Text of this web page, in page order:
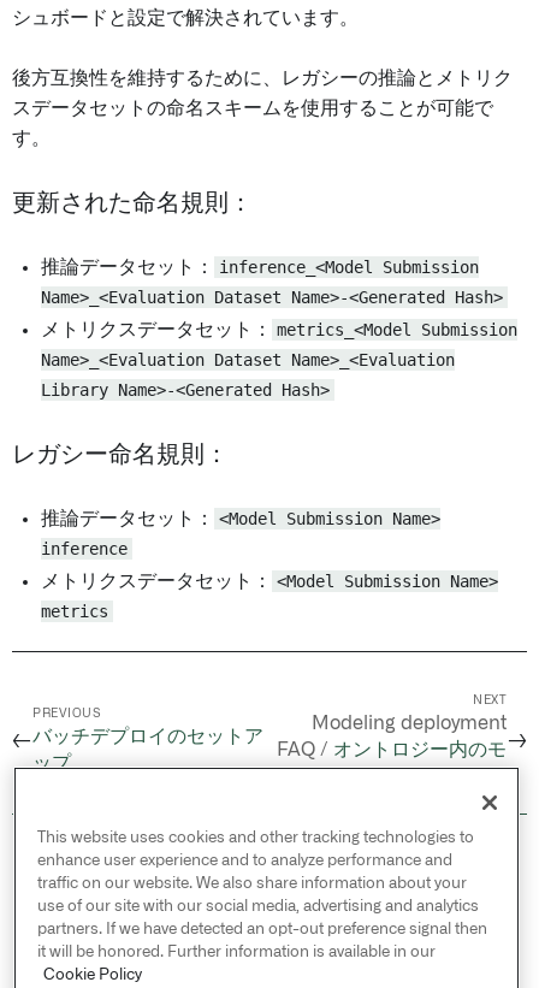
シュボードと設定で解決されています。
後方互換性を維持するために、レガシーの推論とメトリク
スデータセットの命名スキームを使用することが可能で
す。
更新された命名規則：
推論データセット：
inference_<Model Submission
Name>_<Evaluation Dataset Name>-<Generated Hash>
メトリクスデータセット：
metrics_<Model Submission
Name>_<Evaluation Dataset Name>_<Evaluation
Library Name>-<Generated Hash>
レガシー命名規則：
推論データセット：
<Model Submission Name>
inference
メトリクスデータセット：
<Model Submission Name>
metrics
←
PREVIOUS
バッチデプロイのセットア
ップ
NEXT
Modeling deployment
FAQ / オントロジー内のモ→
© 2026 Palantir Technologies Inc. All rights
reserved.
Cookies Statement ↗
Privacy Statement ↗
Terms of Use ↗
This website uses cookies and other tracking technologies to
enhance user experience and to analyze performance and
traffic on our website. We also share information about your
use of our site with our social media, advertising and analytics
partners. If we have detected an opt-out preference signal then
it will be honored. Further information is available in our
Cookie Policy